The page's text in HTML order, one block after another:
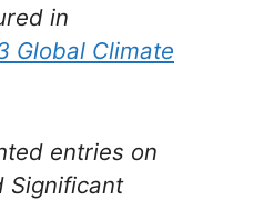
in
Global Climate
entries on
Significant